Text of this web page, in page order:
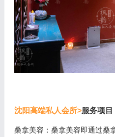
沈阳高端私人会所>服务项目
桑拿美容：桑拿美容即通过桑